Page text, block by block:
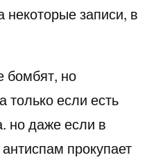
некоторые записи, в
бомбят, но
если есть
но даже если в
прокупает